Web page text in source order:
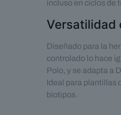
incluso en ciclos de
Versatilidad
Diseñado para la
controlado lo hace
Polo, y se adapta a
Ideal para plantillas
biotipos.